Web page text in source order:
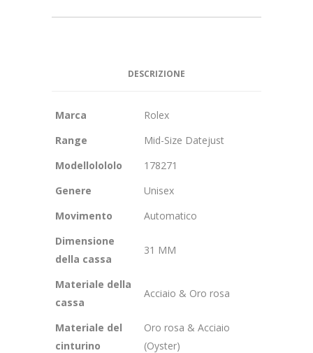
DESCRIZIONE
Marca
Rolex
Range
Mid-Size Datejust
Modellolololo
178271
Genere
Unisex
Movimento
Automatico
Dimensione
della cassa
31 MM
Materiale della
cassa
Acciaio & Oro rosa
Materiale del
cinturino
Oro rosa & Acciaio
(Oyster)